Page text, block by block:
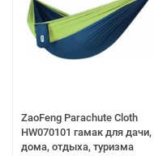
ZaoFeng Parachute Cloth
HW070101 гамак для дачи,
дома, отдыха, туризма